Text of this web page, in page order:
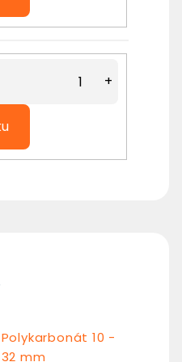
+
Polykarbonát 10 -
32 mm